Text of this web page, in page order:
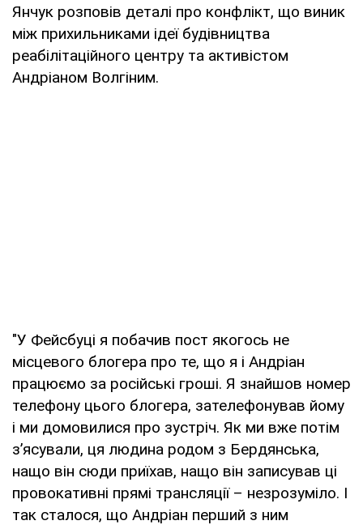
Янчук розповів деталі про конфлікт, що виник
між прихильниками ідеї будівництва
реабілітаційного центру та активістом
Андріаном Волгіним.
"У Фейсбуці я побачив пост якогось не
місцевого блогера про те, що я і Андріан
працюємо за російські гроші. Я знайшов номер
телефону цього блогера, зателефонував йому
і ми домовилися про зустріч. Як ми вже потім
з’ясували, ця людина родом з Бердянська,
нащо він сюди приїхав, нащо він записував ці
провокативні прямі трансляції – незрозуміло. І
так сталося, що Андріан перший з ним